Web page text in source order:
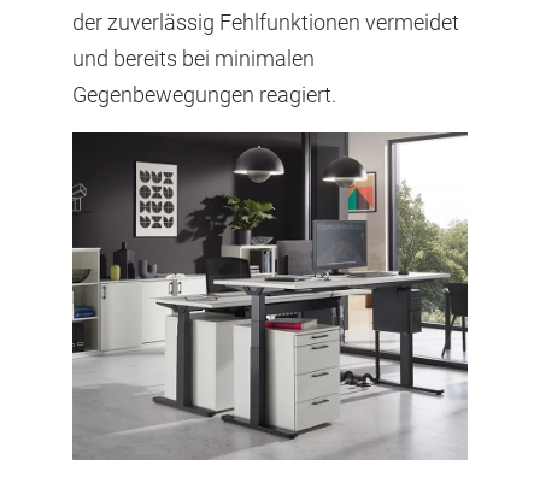
der zuverlässig Fehlfunktionen vermeidet
und bereits bei minimalen
Gegenbewegungen reagiert.